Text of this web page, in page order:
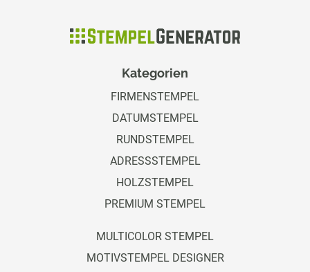
Kategorien
FIRMENSTEMPEL
DATUMSTEMPEL
RUNDSTEMPEL
ADRESSSTEMPEL
HOLZSTEMPEL
PREMIUM STEMPEL
MULTICOLOR STEMPEL
MOTIVSTEMPEL DESIGNER